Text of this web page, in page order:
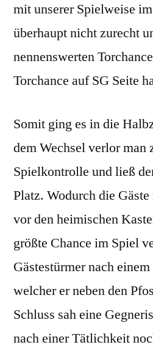
mit unserer Spielweise
überhaupt nicht zurecht
nennenswerten
Torchance auf SG Seite
Somit ging es in die
dem Wechsel verlor man
Spielkontrolle und ließ
Platz. Wodurch die
vor den heimischen
größte Chance im Spiel
Gästestürmer nach
welcher er neben den
Schluss sah eine
nach einer Tätlichkeit